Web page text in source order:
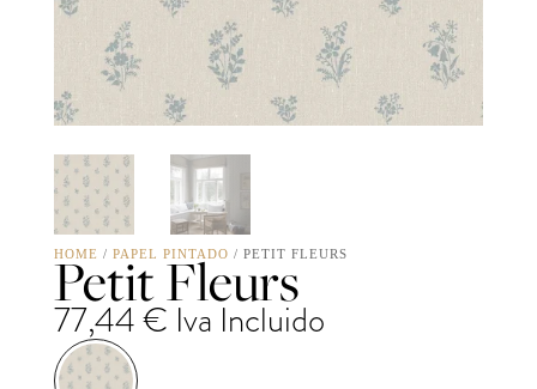
HOME / PAPEL PINTADO / PETIT FLEURS
Petit Fleurs
77,44€ Iva Incluido